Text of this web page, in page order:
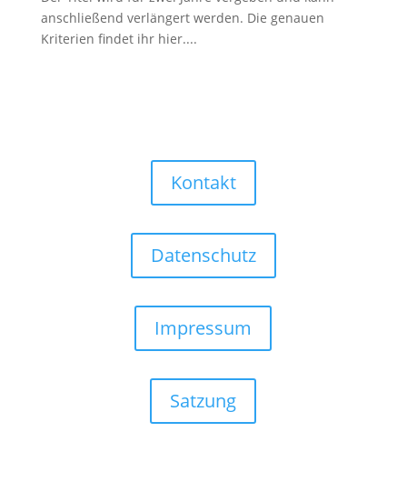
anschließend verlängert werden. Die genauen
Kriterien findet ihr hier....
Kontakt
Datenschutz
Impressum
Satzung